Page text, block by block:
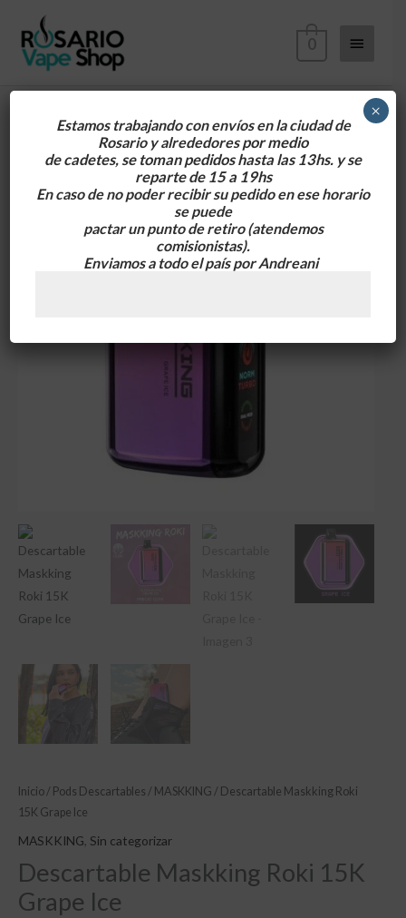
contenido
0
Inicio/ Pods Descartables / MASKKING / Descartable Maskking Roki
15K Grape Ice
MASKKING Sin categorizar
Descartable Maskking Roki 15K
Grape Ice
Estamos trabajando con envíos en la ciudad de
Rosario y alrededorespor medio
de cadetes, se toman pedidos hasta las 13hs. y se
reparte de 15 a 19hs
En caso de no poder recibir su pedido en ese horario
se puede
pactar un punto de retiro(atendemos
comisionistas).
Enviamos a todo el país por Andreani
×